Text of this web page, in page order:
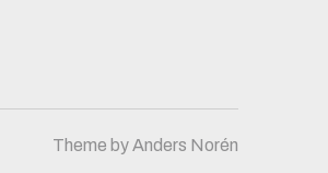
Theme byAnders Norén